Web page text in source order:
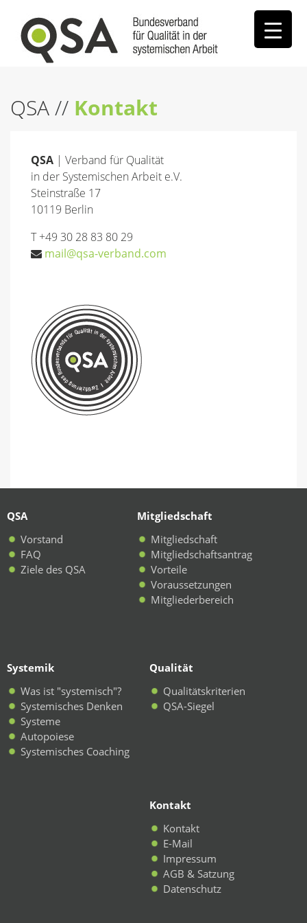
QSA// Kontakt
QSA | Verband für Qualität
in der Systemischen Arbeit e.V.
Steinstraße 17
10119 Berlin
T +49 30 28 83 80 29
mail@qsa-verband.com
QSA
Vorstand
FAQ
Ziele des QSA
Mitgliedschaft
Mitgliedschaft
Mitgliedschaftsantrag
Vorteile
Voraussetzungen
Mitgliederbereich
Systemik
Was ist "systemisch"?
Systemisches Denken
Systeme
Autopoiese
Systemisches Coaching
Qualität
Qualitätskriterien
QSA-Siegel
Kontakt
Kontakt
E-Mail
Impressum
AGB & Satzung
Datenschutz